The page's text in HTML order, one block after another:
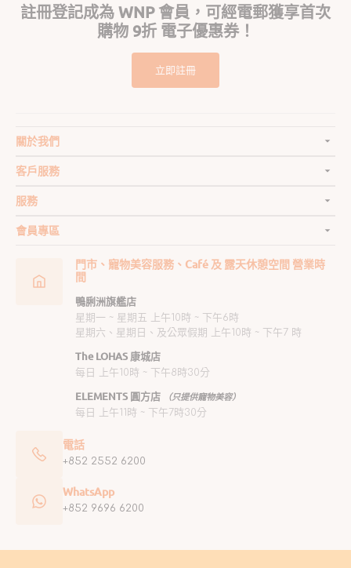
註冊登記成為 WNP 會員，可經電郵獲享首次
購物 9折 電子優惠券！
立即註冊
關於我們
客戶服務
服務
會員專區
門市、寵物美容服務、Café 及 露天休憩空間 營業時
間
鴨脷洲旗艦店
星期一 ~ 星期五 上午10時 ~ 下午6時
星期六、星期日、及公眾假期 上午10時 ~ 下午7 時
The LOHAS 康城店
每日 上午10時 ~ 下午8時30分
ELEMENTS 圓方店 （只提供寵物美容）
每日 上午11時 ~ 下午7時30分
電話
+852 2552 6200
WhatsApp
+852 9696 6200